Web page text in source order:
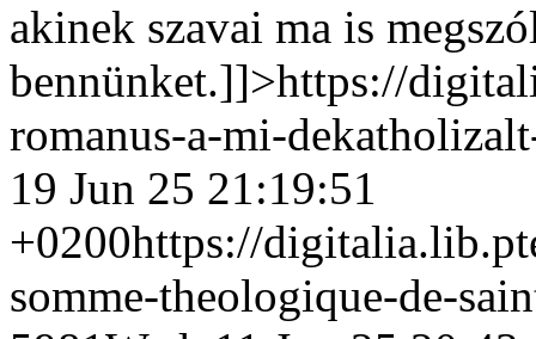
akinek szavai ma is
bennünket.]]>https://
romanus-a-mi-
19 Jun 25 21:19:51
+0200https://
somme-theologique-de-